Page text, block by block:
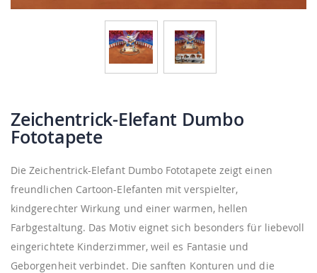
Zeichentrick-Elefant Dumbo
Fototapete
Die Zeichentrick-Elefant Dumbo Fototapete zeigt einen
freundlichen Cartoon-Elefanten mit verspielter,
kindgerechter Wirkung und einer warmen, hellen
Farbgestaltung. Das Motiv eignet sich besonders für liebevoll
eingerichtete Kinderzimmer, weil es Fantasie und
Geborgenheit verbindet. Die sanften Konturen und die